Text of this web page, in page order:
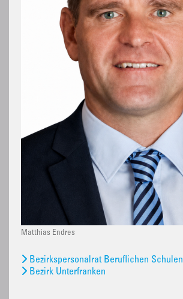
Matthias Endres
Bezirkspersonalrat Beruflichen Schulen
Bezirk Unterfranken